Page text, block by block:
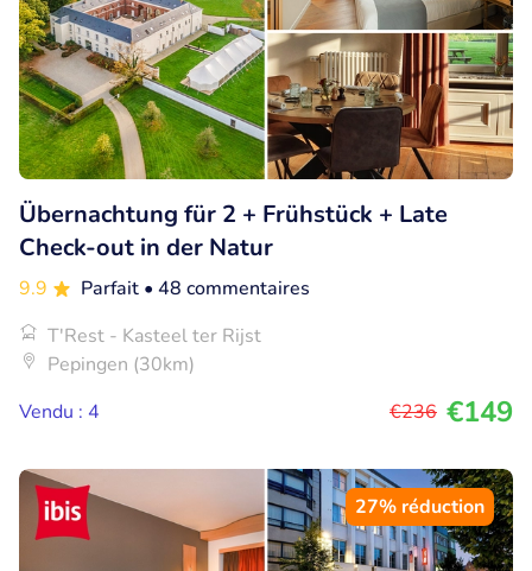
Übernachtung für 2 + Frühstück + Late
Check-out in der Natur
9.9 Parfait • 48 commentaires
T'Rest - Kasteel ter Rijst
Pepingen (30km)
Vendu : 4
€236 €149
27% réduction